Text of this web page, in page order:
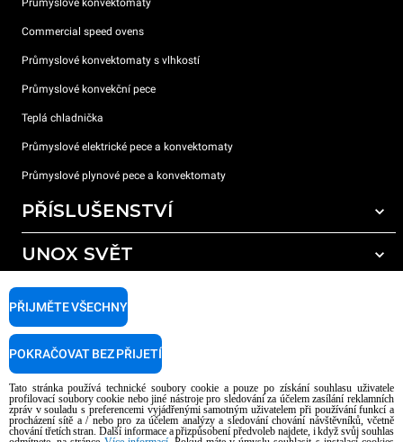
Commercial speed ovens
Průmyslové konvektomaty s vlhkostí
Průmyslové konvekční pece
Teplá chladnička
Průmyslové elektrické pece a konvektomaty
Průmyslové plynové pece a konvektomaty
PŘÍSLUŠENSTVÍ
Všechna příslušenství
Čisticí prostředky pro ruční mytí
Úprava vody pryskyřičnými filtry
Úprava vody reverzní osmózou
UNOX SVĚT
Naše pobočky po celém světě
PODPORA
Najděte Servisní Střediska
AI Content Disclaimer Privacy policy Cookie policy
Tato stránka používá technické soubory cookie a pouze po získání souhlasu uživatele
profilovací soubory cookie nebo jiné nástroje pro sledování za účelem zasílání reklamních
zpráv v souladu s preferencemi vyjádřenými samotným uživatelem při používání funkcí a
procházení sítě a / nebo pro za účelem analýzy a sledování chování návštěvníků, včetně
chování třetích stran. Další informace a přizpůsobení předvoleb najdete, i když svůj souhlas
PŘIJMĚTE VŠECHNY
POKRAČOVAT BEZ PŘIJETÍ